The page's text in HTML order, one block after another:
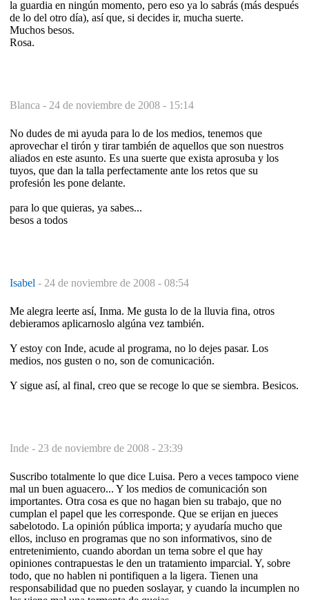
la guardia en ningún momento, pero eso ya lo sabrás (más después
de lo del otro día), así que, si decides ir, mucha suerte.
Muchos besos.
Rosa.
Blanca - 24 de noviembre de 2008 - 15:14
No dudes de mi ayuda para lo de los medios, tenemos que
aprovechar el tirón y tirar también de aquellos que son nuestros
aliados en este asunto. Es una suerte que exista aprosuba y los
tuyos, que dan la talla perfectamente ante los retos que su
profesión les pone delante.
para lo que quieras, ya sabes...
besos a todos
Isabel - 24 de noviembre de 2008 - 08:54
Me alegra leerte así, Inma. Me gusta lo de la lluvia fina, otros
debieramos aplicarnoslo algúna vez también.
Y estoy con Inde, acude al programa, no lo dejes pasar. Los
medios, nos gusten o no, son de comunicación.
Y sigue así, al final, creo que se recoge lo que se siembra. Besicos.
Inde - 23 de noviembre de 2008 - 23:39
Suscribo totalmente lo que dice Luisa. Pero a veces tampoco viene
mal un buen aguacero... Y los medios de comunicación son
importantes. Otra cosa es que no hagan bien su trabajo, que no
cumplan el papel que les corresponde. Que se erijan en jueces
sabelotodo. La opinión pública importa; y ayudaría mucho que
ellos, incluso en programas que no son informativos, sino de
entretenimiento, cuando abordan un tema sobre el que hay
opiniones contrapuestas le den un tratamiento imparcial. Y, sobre
todo, que no hablen ni pontifiquen a la ligera. Tienen una
responsabilidad que no pueden soslayar, y cuando la incumplen no